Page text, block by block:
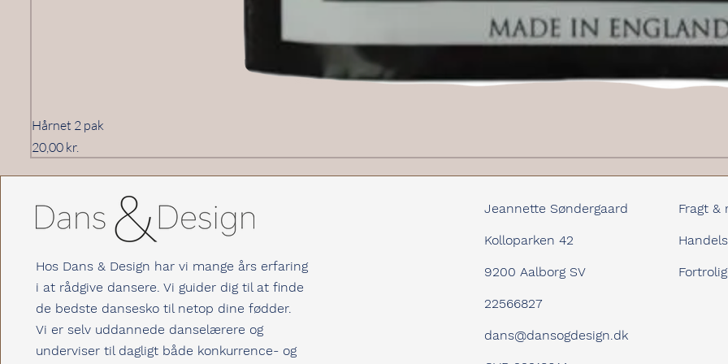
Hårnet 2 pak
Pris
20,00 kr.
Hos Dans & Design har vi mange års erfaring
i at rådgive dansere. Vi guider dig til at finde
de bedste dansesko til netop dine fødder.
Vi er selv uddannede danselærere og
underviser til dagligt både konkurrence- og
Jeannette Søndergaard
Kolloparken 42
9200 Aalborg SV
22566827
dans@dansogdesign.dk
Fragt &